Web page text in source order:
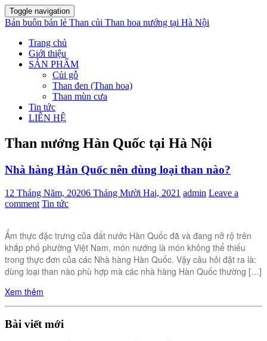
Toggle navigation
Bán buôn bán lẻ Than củi Than hoa nướng tại Hà Nội
Trang chủ
Giới thiệu
SẢN PHẨM
Củi gỗ
Than đen (Than hoa)
Than mùn cưa
Tin tức
LIÊN HỆ
Than nướng Hàn Quốc tại Hà Nội
Nhà hàng Hàn Quốc nên dùng loại than nào?
12 Tháng Năm, 20206 Tháng Mười Hai, 2021 admin Leave a
comment Tin tức
Ẩm thực đặc trưng của đất nước Hàn Quốc đã và đang nở rộ trên
khắp phố phường Việt Nam, món nướng là món không thể thiếu
trong thực đơn của các Nhà hàng Hàn Quốc. Vậy câu hỏi đặt ra là:
dùng loại than nào phù hợp mà các nhà hàng Hàn Quốc thường […]
Xem thêm
Bài viết mới